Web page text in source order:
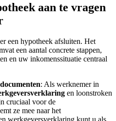
aan te vragen
een hypotheek afsluiten. Het
een aantal concrete stappen,
en uw inkomenssituatie centraal
: Als werknemer in
en loonstroken
cruciaal voor de
ze mee naar het
werkgeversverklaring kunt u als